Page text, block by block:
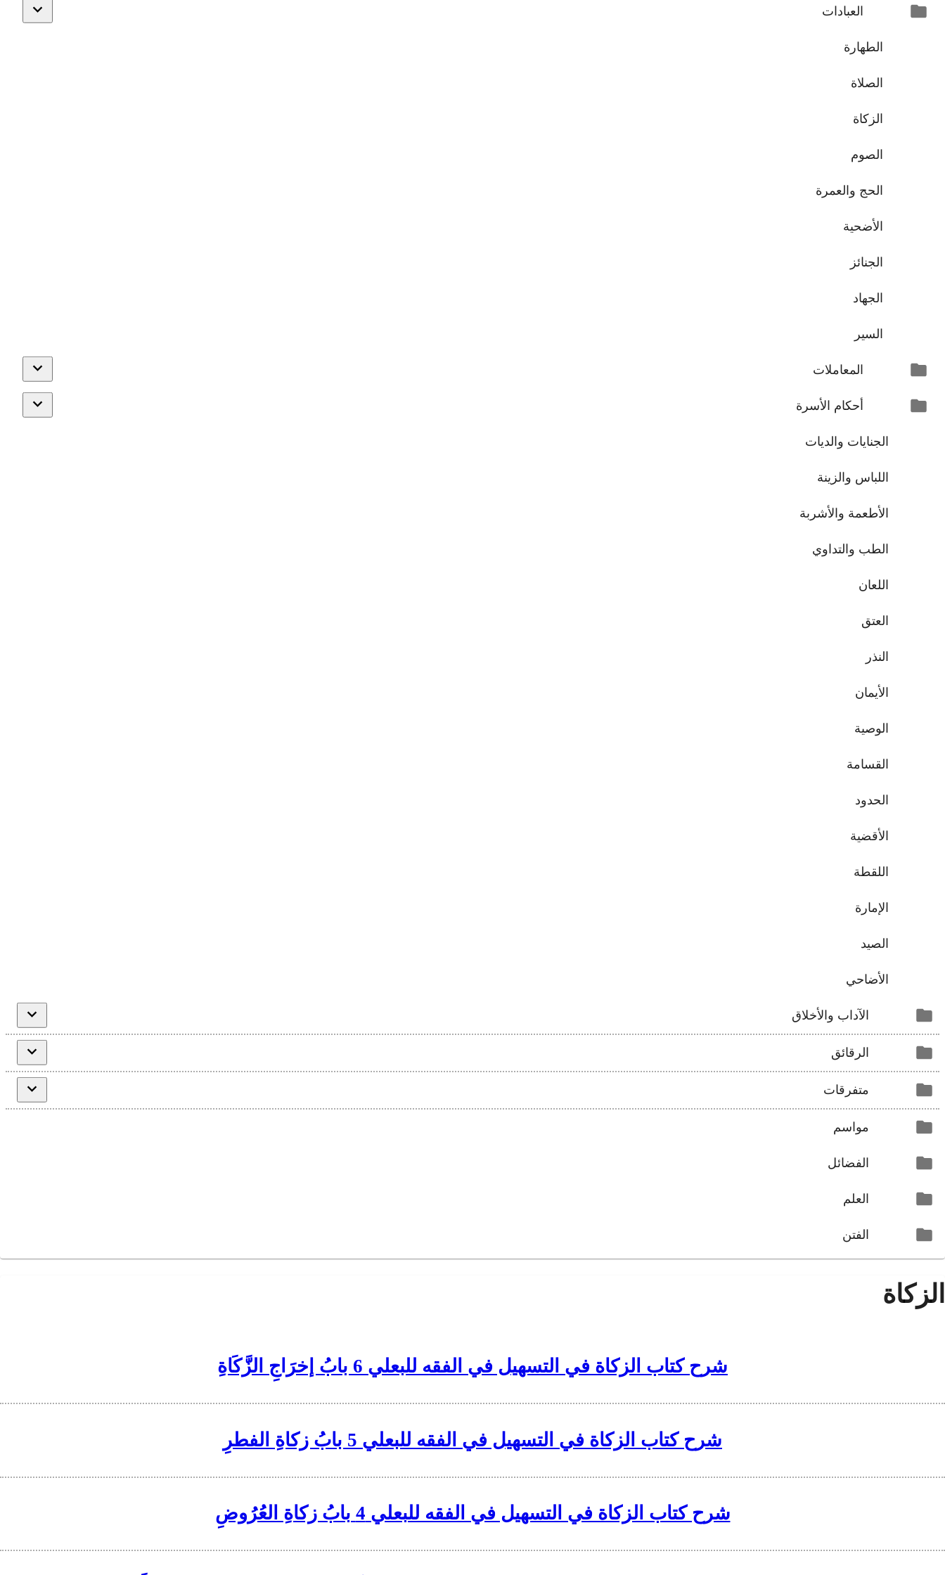
العبادات
الطهارة
الصلاة
الزكاة
الصوم
الحج والعمرة
الأضحية
الجنائز
الجهاد
السير
المعاملات
أحكام الأسرة
الجنايات والديات
اللباس والزينة
الأطعمة والأشربة
الطب والتداوي
اللعان
العتق
النذر
الأيمان
الوصية
القسامة
الحدود
الأقضية
اللقطة
الإمارة
الصيد
الأضاحي
الآداب والأخلاق
الرقائق
متفرقات
مواسم
الفضائل
العلم
الفتن
الزكاة
شرح كتاب الزكاة في التسهيل في الفقه للبعلي 6 بابُ إخرَاجِ الزَّكَاةِ
شرح كتاب الزكاة في التسهيل في الفقه للبعلي 5 بابُ زكاةِ الفطرِ
شرح كتاب الزكاة في التسهيل في الفقه للبعلي 4 بابُ زكاةِ العُرُوضِ